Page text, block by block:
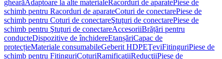
ghearăAdaptoare la alte materialeRacorduri de aparatePiese de
schimb pentru Racorduri de aparateCoturi de conectarePiese de
schimb pentru Coturi de conectareŞtuţuri de conectarePiese de
schimb pentru Ştuţuri de conectareAccesoriiBrățări pentru
conducteDispozitive de închidereEtanșăriCapac de
protecțieMateriale consumabileGeberit HDPEŢeviFitinguriPiese de
schimb pentru FitinguriCoturiRamificaţiiReducţiiPiese de